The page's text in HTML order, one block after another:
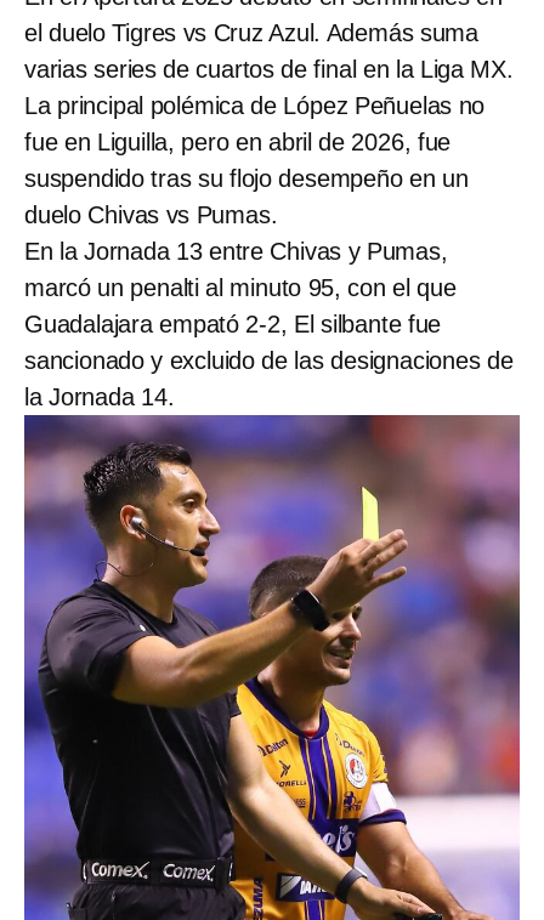
el duelo Tigres vs Cruz Azul. Además suma
varias series de cuartos de final en la Liga MX.
La principal polémica de López Peñuelas no
fue en Liguilla, pero en abril de 2026, fue
suspendido tras su flojo desempeño en un
duelo Chivas vs Pumas.
En la Jornada 13 entre Chivas y Pumas,
marcó un penalti al minuto 95, con el que
Guadalajara empató 2-2, El silbante fue
sancionado y excluido de las designaciones de
la Jornada 14.